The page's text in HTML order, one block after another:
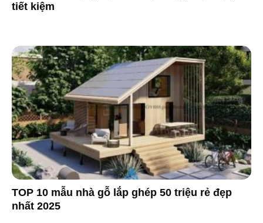
tiết kiệm
TOP 10 mẫu nhà gỗ lắp ghép 50 triệu rẻ đẹp
nhất 2025